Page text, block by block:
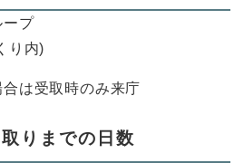
プ
り内)
は受取時のみ来庁
りまでの日数